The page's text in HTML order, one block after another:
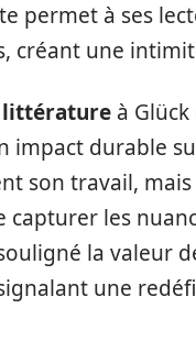
permet à ses
créant une
littérature à Glück
impact durable
son travail,
les
la valeur
une